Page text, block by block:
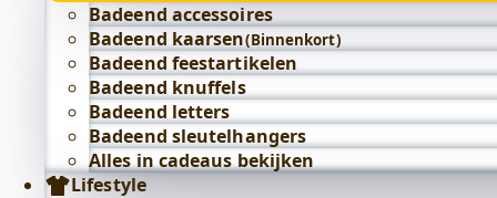
Badeend accessoires
Badeend kaarsen(Binnenkort)
Badeend feestartikelen
Badeend knuffels
Badeend letters
Badeend sleutelhangers
Alles in cadeaus bekijken
Lifestyle